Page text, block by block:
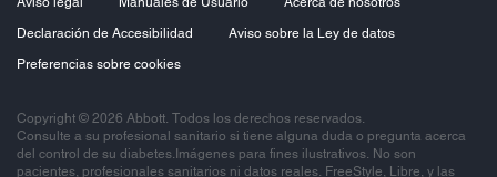
Declaración de Accesibilidad
Aviso sobre la Ley de datos
Preferencias sobre cookies
Copyright © 2026 Abbott. Todos los derechos reservados.
Consulte a su profesional sanitario si tiene alguna duda o pregunta acerca
del control de su diabetes.Imágenes para fines ilustrativos. No son
pacientes, profesionales sanitarios ni datos reales. FreeStyle, Libre, y las